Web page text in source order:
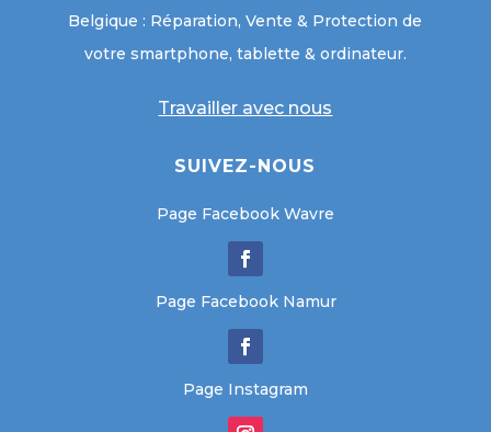
Belgique : Réparation, Vente & Protection de
votre smartphone, tablette & ordinateur.
Travailler avec nous
SUIVEZ-NOUS
Page Facebook Wavre
Page Facebook Namur
Page Instagram